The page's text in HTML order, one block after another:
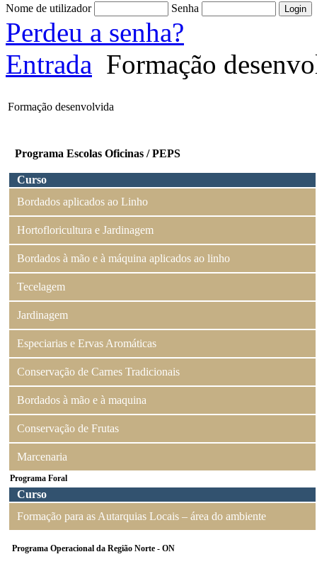
Nome de utilizador Senha
Perdeu a senha?
Entrada Formação
Formação desenvolvida
Programa Escolas Oficinas / PEPS
Curso
Bordados aplicados ao Linho
Hortofloricultura e Jardinagem
Bordados à mão e à máquina aplicados ao linho
Tecelagem
Jardinagem
Especiarias e Ervas Aromáticas
Conservação de Carnes Tradicionais
Bordados à mão e à maquina
Conservação de Frutas
Marcenaria
Programa Foral
Curso
Formação para as Autarquias Locais – área do ambiente
Programa Operacional da Região Norte - ON